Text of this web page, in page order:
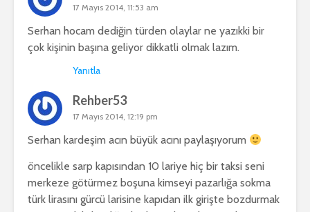
17 Mayıs 2014, 11:53 am
Serhan hocam dediğin türden olaylar ne yazıkki bir
çok kişinin başına geliyor dikkatli olmak lazım.
Yanıtla
Rehber53
17 Mayıs 2014, 12:19 pm
Serhan kardeşim acın büyük acını paylaşıyorum
öncelikle sarp kapısından 10 lariye hiç bir taksi seni
merkeze götürmez boşuna kimseyi pazarlığa sokma
türk lirasını gürcü larisine kapıdan ilk girişte bozdurmak